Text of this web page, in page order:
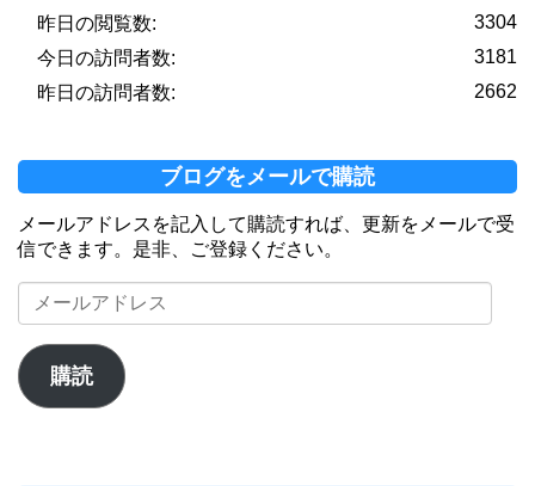
3304
昨日の閲覧数:
3181
今日の訪問者数:
2662
昨日の訪問者数:
ブログをメールで購読
メールアドレスを記入して購読すれば、更新をメールで受
信できます。是非、ご登録ください。
メ
ー
ア
ド
購読